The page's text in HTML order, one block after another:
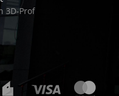
3D-Prof